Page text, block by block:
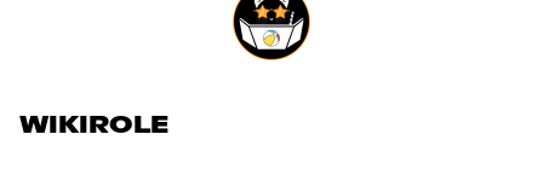
WIKIROLE